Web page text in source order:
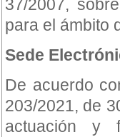
37/2007,
para el ámbito
Sede
De acuerdo
203/2021, de
actuación y